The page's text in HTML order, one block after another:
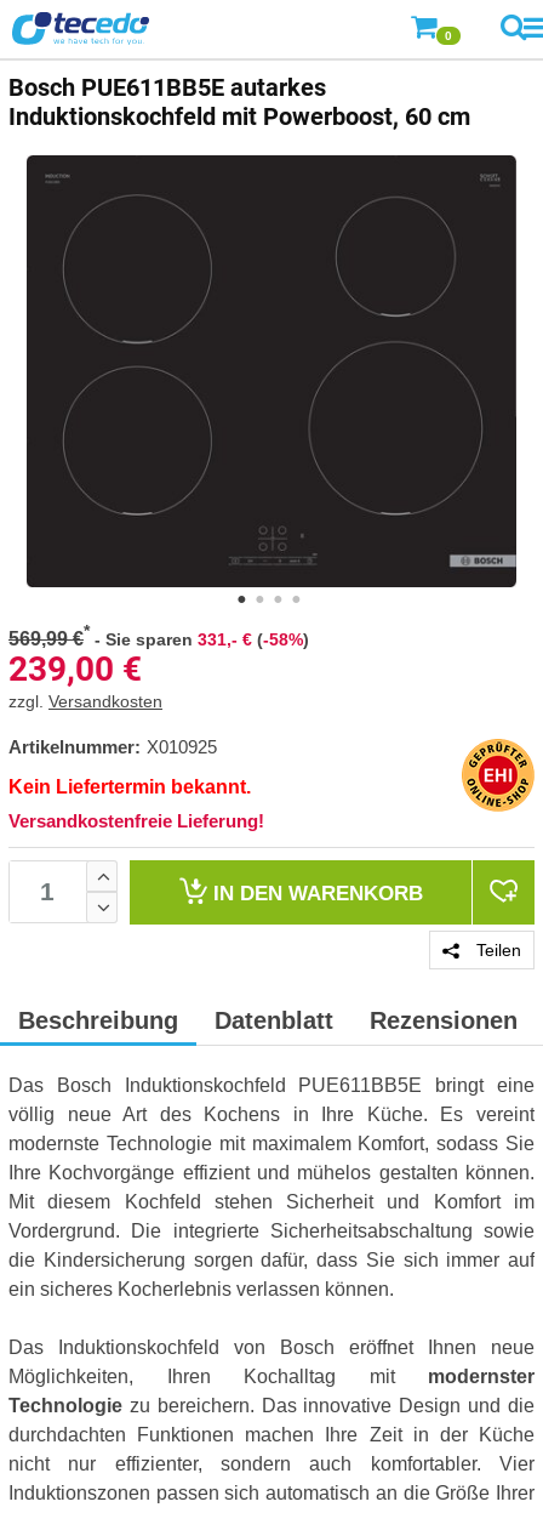
0
Bosch PUE611BB5E autarkes
Induktionskochfeld mit Powerboost, 60 cm
569,99 €* - Sie sparen 331,- € (-58%)
239,00 €
zzgl. Versandkosten
Artikelnummer: X010925
Kein Liefertermin bekannt.
Versandkostenfreie Lieferung!
IN DEN WARENKORB
Teilen
Beschreibung Datenblatt Rezensionen
Das Bosch Induktionskochfeld PUE611BB5E bringt eine
völlig neue Art des Kochens in Ihre Küche. Es vereint
modernste Technologie mit maximalem Komfort, sodass Sie
Ihre Kochvorgänge effizient und mühelos gestalten können.
Mit diesem Kochfeld stehen Sicherheit und Komfort im
Vordergrund. Die integrierte Sicherheitsabschaltung sowie
die Kindersicherung sorgen dafür, dass Sie sich immer auf
ein sicheres Kocherlebnis verlassen können.
Das Induktionskochfeld von Bosch eröffnet Ihnen neue
Möglichkeiten, Ihren Kochalltag mit modernster
Technologie zu bereichern. Das innovative Design und die
durchdachten Funktionen machen Ihre Zeit in der Küche
nicht nur effizienter, sondern auch komfortabler. Vier
Induktionszonen passen sich automatisch an die Größe Ihrer